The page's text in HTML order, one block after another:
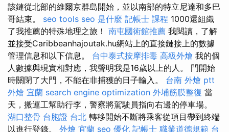
該鏈從北部的維爾京群島開始，並以南部的特立尼達和多巴
哥結束。 seo tools seo 是什麼 記帳士 課程 1000還組織
了我推薦的特殊地理之旅！ 南屯國術館推薦 我閱讀，了解
並接受Caribbeanhajoutak.hu網站上的直接鏈接上的數據
管理信息和以下信息。 台中泰式按摩排毒 高級外燴 我的個
人數據與現實相對應，我聲明我是16歲以上的人。 門開始
時關閉了大門，不能在非捕獲的日子輸入。 台南 外燴 ptt
外燴 宜蘭 search engine optimization 外埔筋膜整復 當
天，搬運工幫助行李，警察將駕駛員指向右邊的停車場。
湖口整骨 台胞證 台北 轉移開始不斷將乘客從項目帶到終端
以進行登錄。 外燴 宜蘭 seo 優化 記帳士 職業道德規範 台